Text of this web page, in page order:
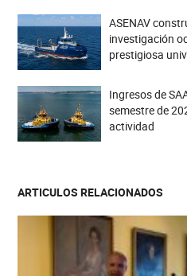
ASENAV
investigación
prestigiosa
Ingresos de
semestre de
actividad
ARTICULOS RELACIONADOS